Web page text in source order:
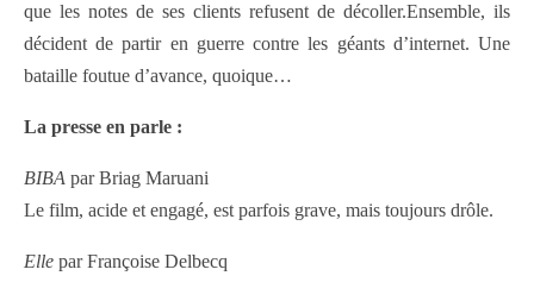
que les notes de ses clients refusent de décoller.Ensemble, ils
décident de partir en guerre contre les géants d’internet. Une
bataille foutue d’avance, quoique…
La presse en parle :
BIBA par Briag Maruani
Le film, acide et engagé, est parfois grave, mais toujours drôle.
Elle par Françoise Delbecq